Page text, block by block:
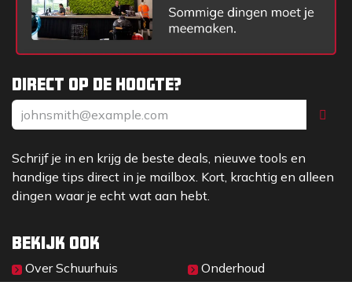
Direct op de hoogte?
Schrijf je in en krijg de beste deals, nieuwe tools en
handige tips direct in je mailbox. Kort, krachtig en alleen
dingen waar je echt wat aan hebt.
Bekijk ook
Over Sc​huurhuis
Onderhoud